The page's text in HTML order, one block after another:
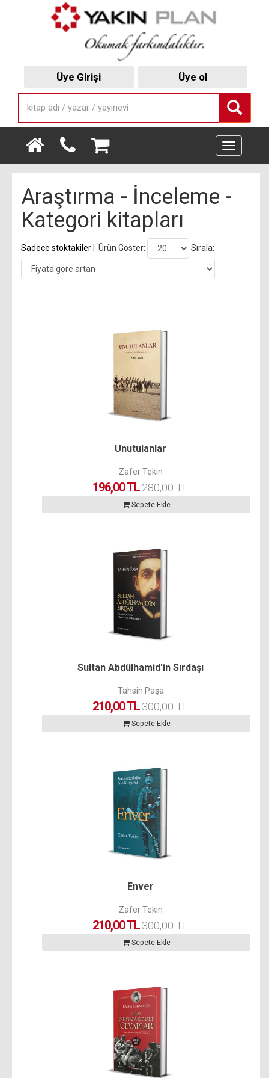
Üye Girişi Üye ol
Toggle
navigation
Araştırma - İnceleme -
Kategori kitapları
Sadece stoktakiler| Ürün Göster: Sırala:
Unutulanlar
Zafer Tekin
196,00 TL280,00 TL
Sepete Ekle
Sultan Abdülhamid'in Sırdaşı
Tahsin Paşa
210,00 TL300,00 TL
Sepete Ekle
Enver
Zafer Tekin
210,00 TL300,00 TL
Sepete Ekle